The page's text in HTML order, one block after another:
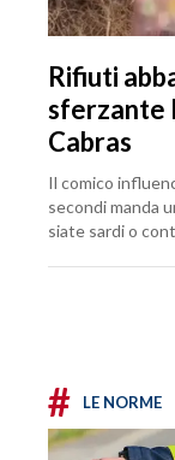
Rifiuti
sferzante
Cabras
Il comico
secondi manda
siate sardi o
# LE NORME